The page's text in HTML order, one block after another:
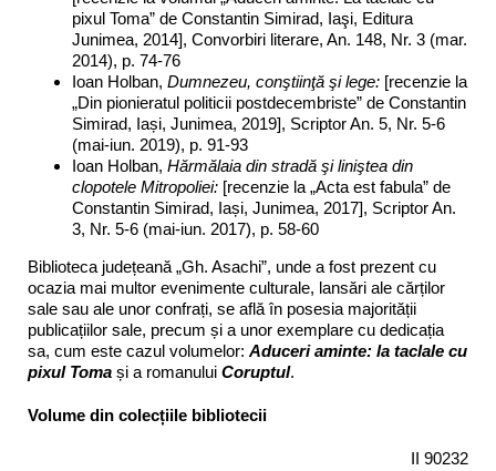
pixul Toma” de Constantin Simirad, Iaşi, Editura
Junimea, 2014], Convorbiri literare, An. 148, Nr. 3 (mar.
2014), p. 74-76
Ioan Holban, Dumnezeu, conştiinţă şi lege: [recenzie la
„Din pionieratul politicii postdecembriste” de Constantin
Simirad, Iași, Junimea, 2019], Scriptor An. 5, Nr. 5-6
(mai-iun. 2019), p. 91-93
Ioan Holban, Hărmălaia din stradă şi liniştea din
clopotele Mitropoliei: [recenzie la „Acta est fabula” de
Constantin Simirad, Iași, Junimea, 2017], Scriptor An.
3, Nr. 5-6 (mai-iun. 2017), p. 58-60
Biblioteca județeană „Gh. Asachi”, unde a fost prezent cu
ocazia mai multor evenimente culturale, lansări ale cărților
sale sau ale unor confrați, se află în posesia majorității
publicațiilor sale, precum și a unor exemplare cu dedicația
sa, cum este cazul volumelor: Aduceri aminte: la taclale cu
pixul Toma și a romanului Coruptul.
Volume din colecțiile bibliotecii
II 90232